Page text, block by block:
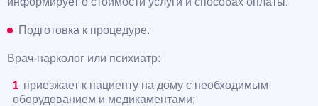
Подготовка к процедуре.
Врач-нарколог или психиатр:
приезжает к пациенту на дому с необходимым
оборудованием и медикаментами;